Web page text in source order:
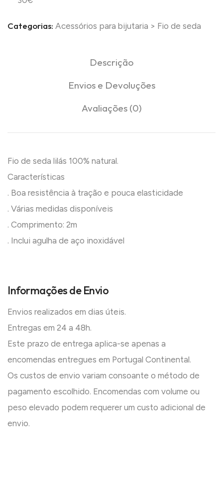
Categorias: Acessórios para bijutaria > Fio de seda
Descrição
Envios e Devoluções
Avaliações (0)
Fio de seda lilás 100% natural.
Características
. Boa resistência à tração e pouca elasticidade
. Várias medidas disponíveis
. Comprimento: 2m
. Inclui agulha de aço inoxidável
Informações de Envio
Envios realizados em dias úteis.
Entregas em 24 a 48h.
Este prazo de entrega aplica-se apenas a
encomendas entregues em Portugal Continental.
Os custos de envio variam consoante o método de
pagamento escolhido. Encomendas com volume ou
peso elevado podem requerer um custo adicional de
envio.